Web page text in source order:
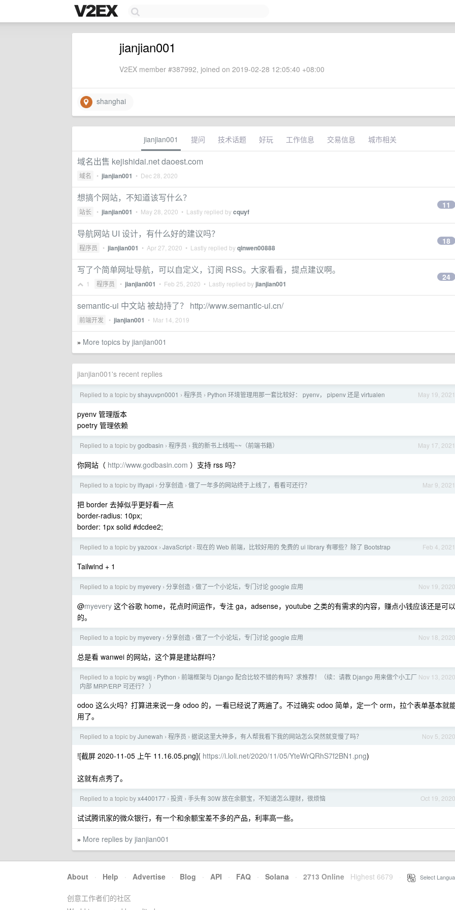
jianjian001
V2EX member #387992, joined on 2019-02-28 12:05:40 +08:00
shanghai
jianjian001 提问 技术话题 好玩 工作信息 交易信息 城市相关
域名出售 kejishidai.net daoest.com
域名 • jianjian001 • Dec 28, 2020
想搞个网站，不知道该写什么？
站长 • jianjian001 • May 28, 2020 • Lastly replied bycquyf
11
导航网站 UI 设计，有什么好的建议吗？
程序员 • jianjian001 • Apr 27, 2020 • Lastly replied byqinwen00888
18
写了个简单网址导航，可以自定义，订阅 RSS。大家看看，提点建议啊。
1 程序员 • jianjian001 • Feb 25, 2020 • Lastly replied by jianjian001
24
semantic-ui 中文站 被劫持了？ http://www.semantic-ui.cn/
前端开发 • jianjian001 • Mar 14, 2019
» More topics by jianjian001
jianjian001's recent replies
May 19, 2021
Replied to a topic byshayuvpn0001 › 程序员 › Python 环境管理用那一套比较好： pyenv， pipenv 还是 virtualen
pyenv 管理版本
poetry 管理依赖
May 17, 2021
Replied to a topic bygodbasin › 程序员 › 我的新书上线啦~~（前端书籍）
你网站（ http://www.godbasin.com ）支持 rss 吗？
Mar 9, 2021
Replied to a topic byiflyapi › 分享创造 › 做了一年多的网站终于上线了，看看可还行？
把 border 去掉似乎更好看一点
border-radius: 10px;
border: 1px solid #dcdee2;
Feb 4, 2021
Replied to a topic byyazoox › JavaScript › 现在的 Web 前端，比较好用的 免费的 ui library 有哪些？除了 Bootstrap
Tailwind + 1
Nov 19, 2020
Replied to a topic by myevery › 分享创造 › 做了一个小论坛，专门讨论 google 应用
@myevery 这个谷歌 home，花点时间运作，专注 ga，adsense，youtube 之类的有需求的内容，赚点小钱应该还是可以
的。
Nov 18, 2020
Replied to a topic by myevery › 分享创造 › 做了一个小论坛，专门讨论 google 应用
总是看 wanwei 的网站，这个算是建站群吗？
Nov 13, 2020
Replied to a topic bywsglj › Python › 前端框架与 Django 配合比较不错的有吗？求推荐！（续：请教 Django 用来做个小工厂
内部 MRP/ERP 可还行？ ）
odoo 这么火吗？打算进来说一身 odoo 的，一看已经说了两遍了。不过确实 odoo 简单，定一个 orm，拉个表单基本就
用了。
Nov 5, 2020
Replied to a topic byJunewah › 程序员 › 据说这里大神多，有人帮我看下我的网站怎么突然就变慢了吗？
![截屏 2020-11-05 上午 11.16.05.png]( https://i.loli.net/2020/11/05/YteWrQRhS7f2BN1.png)
这就有点秀了。
Oct 19, 2020
Replied to a topic byx4400177 › 投资 › 手头有 30W 放在余额宝，不知道怎么理财，很烦恼
试试腾讯家的微众银行，有一个和余额宝差不多的产品，利率高一些。
» More replies by jianjian001
About · Help · Advertise · Blog · API · FAQ · Solana · 2713 Online Highest 6679 Select
创意工作者们的社区